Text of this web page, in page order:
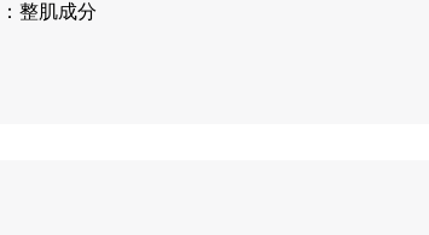
：整肌成分